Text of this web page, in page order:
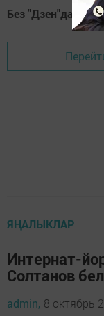
Без "Дзен"да!
Дзен
ЯҢАЛЫКЛАР
Интернат-
Солтанов
admin, 8 октябрь